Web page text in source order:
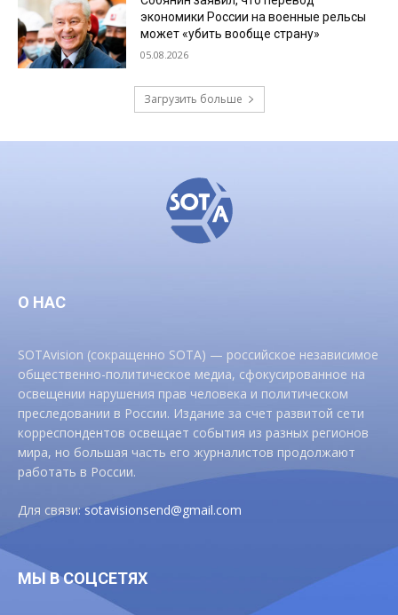
экономики России на военные рельсы
может «убить вообще страну»
05.08.2026
Загрузить больше
О НАС
SOTAvision (сокращенно SOTA) — российское независимое
общественно-политическое медиа, сфокусированное на
освещении нарушения прав человека и политическом
преследовании в России. Издание за счет развитой сети
корреспондентов освещает события из разных регионов
мира, но большая часть его журналистов продолжают
работать в России.
Для связи:sotavisionsend@gmail.com
МЫ В СОЦСЕТЯХ